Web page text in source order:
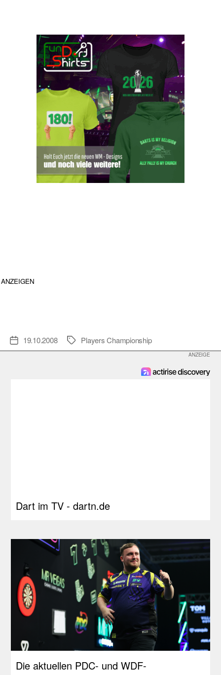
ANZEIGEN
Veröffentlichungsdatum
19.10.2008 Schlagwörter
Players Championship
Dart im TV - dartn.de
Die aktuellen PDC- und WDF-